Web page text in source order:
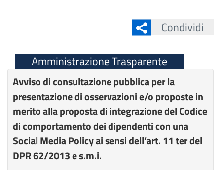
Condividi
Amministrazione Trasparente
Avviso di consultazione pubblica per la
presentazione di osservazioni e/o proposte in
merito alla proposta di integrazione del Codice
di comportamento dei dipendenti con una
Social Media Policy ai sensi dell’art. 11 ter del
DPR 62/2013 e s.m.i.